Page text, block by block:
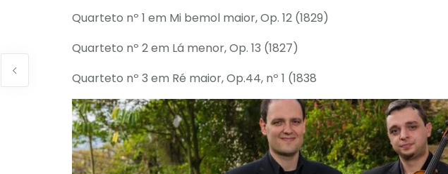
Quarteto nº 1 em Mi bemol maior, Op. 12 (1829)
Quarteto nº 2 em Lá menor, Op. 13 (1827)
Quarteto nº 3 em Ré maior, Op.44, nº 1 (1838